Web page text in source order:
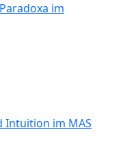
im
Intuition im MAS